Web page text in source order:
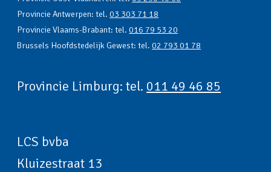
Provincie Antwerpen: tel.03 303 71 18
Provincie Vlaams-Brabant: tel.016 79 53 20
Brussels Hoofdstedelijk Gewest: tel.02 793 01 78
Provincie Limburg: tel. 011 49 46 85
LCS bvba
Kluizestraat 13